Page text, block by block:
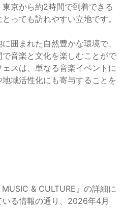
京から約2時間で到着できる
っても訪れやすい立地です。
囲まれた自然豊かな環境で、
音楽と文化を楽しむことがで
スは、単なる音楽イベントに
域活性化にも寄与することを
& CULTURE』の詳細に
る情報の通り、2026年4月